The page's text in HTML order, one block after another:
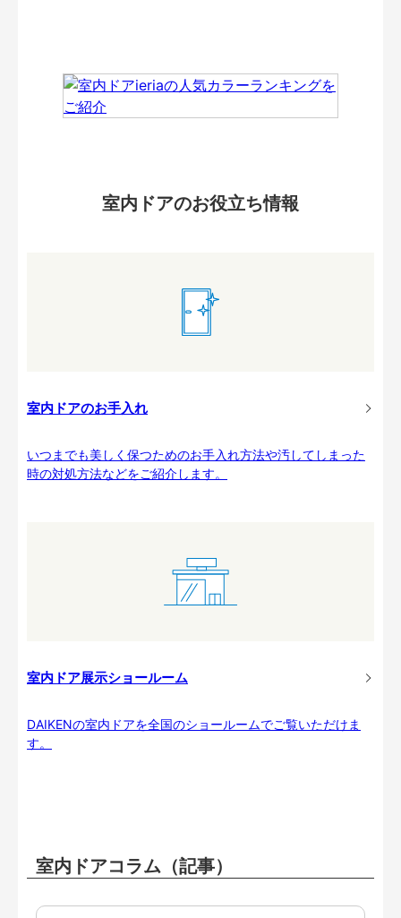
室内ドアのお役立ち情報
室内ドアのお手入れ
いつまでも美しく保つためのお手入れ方法や汚してしまった
時の対処方法などをご紹介します。
室内ドア展示ショールーム
DAIKENの室内ドアを全国のショールームでご覧いただけま
す。
室内ドアコラム（記事）